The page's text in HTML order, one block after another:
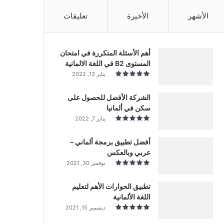
الأشهر الأخيرة تعليقات
أهم الأسئلة المتكررة في امتحان
المستوى B2 في اللغة الالمانية
يناير 13, 2022
الشركة الأفضل للحصول على
سكن في ألمانيا
يناير 7, 2022
أفضل تطبيق برمجة ألماني –
عربي وبالعكس
نوفمبر 30, 2021
تطبيق الحوارات الأهم لتعليم
اللغة الألمانية
ديسمبر 15, 2021